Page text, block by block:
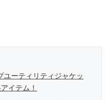
ユーティリティジャケッ
イテム！